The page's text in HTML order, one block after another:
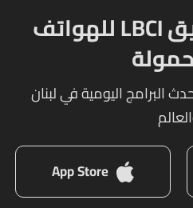
حمل الآن تطبيق LBCI للهواتف
البرامج اليومية في لبنان
App Store